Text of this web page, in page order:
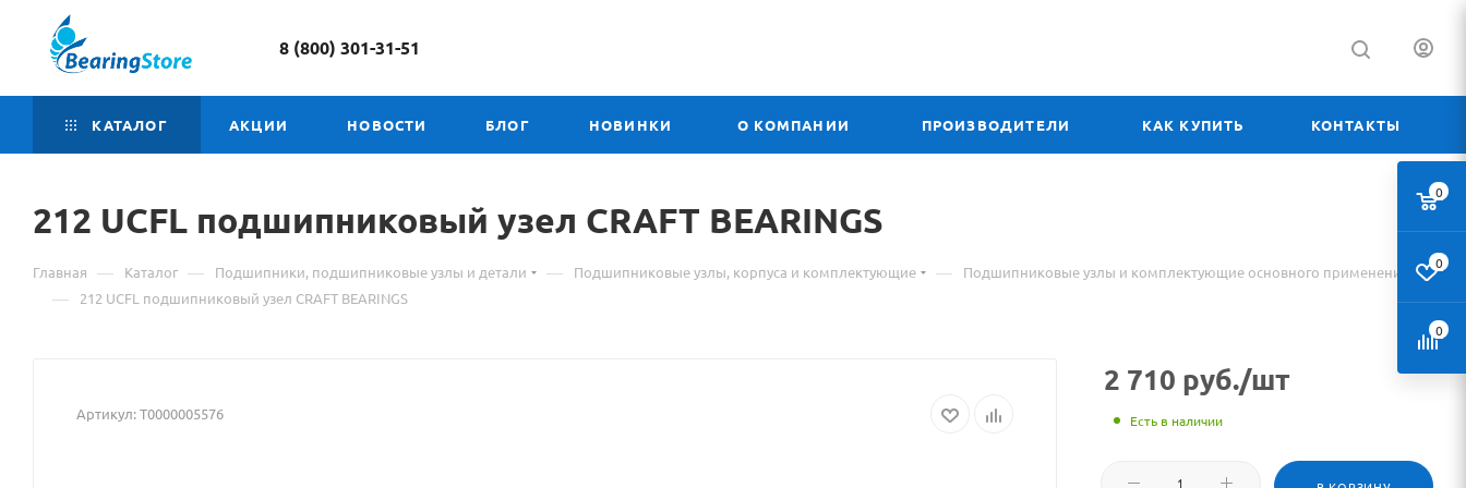
8 (800) 301-31-51
КАТАЛОГ АКЦИИ НОВОСТИ БЛОГ НОВИНКИ О КОМПАНИИ ПРОИЗВОДИТЕЛИ КАК КУПИТЬ КОНТАКТЫ
212 UCFL подшипниковый узел Материал
о
CRAFT BEARINGS
Главная — Каталог — Подшипники, подшипниковые узлы и детали — Подшипниковые узлы, корпуса и комплектующие — Подшипниковые узлы и комплектующие основного применения
— 212 UCFL подшипниковый узел CRAFT BEARINGS
Артикул:Т0000005576
2 710 руб./шт
Есть в наличии
0
0
0